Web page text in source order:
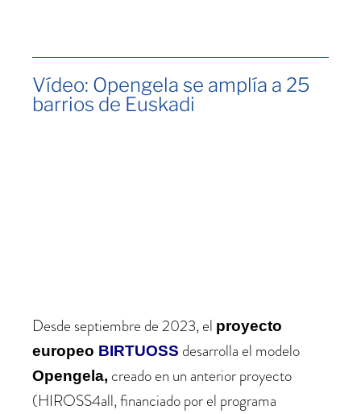
Vídeo: Opengela se amplía a 25
barrios de Euskadi
Desde septiembre de 2023, el proyecto
europeo BIRTUOSS desarrolla el modelo
Opengela, creado en un anterior proyecto
(HIROSS4all, financiado por el programa